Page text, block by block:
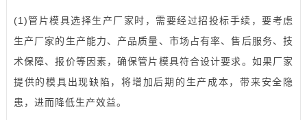
(1)管片模具选择生产厂家时，需要经过招投标手续，要考虑
生产厂家的生产能力、产品质量、市场占有率、售后服务、技
术保障、报价等因素，确保管片模具符合设计要求。如果厂家
提供的模具出现缺陷，将增加后期的生产成本，带来安全隐
患，进而降低生产效益。